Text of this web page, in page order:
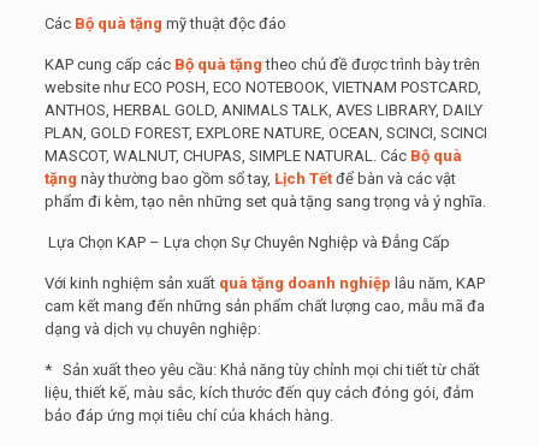
Các Bộ quà tặng mỹ thuật độc đáo
KAP cung cấp các Bộ quà tặng theo chủ đề được trình bày trên
website như ECO POSH, ECO NOTEBOOK, VIETNAM POSTCARD,
ANTHOS, HERBAL GOLD, ANIMALS TALK, AVES LIBRARY, DAILY
PLAN, GOLD FOREST, EXPLORE NATURE, OCEAN, SCINCI, SCINCI
MASCOT, WALNUT, CHUPAS, SIMPLE NATURAL. Các Bộ quà
tặng này thường bao gồm sổ tay, Lịch Tếtđể bàn và các vật
phẩm đi kèm, tạo nên những set quà tặng sang trọng và ý nghĩa.
Lựa Chọn KAP – Lựa chọn Sự Chuyên Nghiệp và Đẳng Cấp
Với kinh nghiệm sản xuất quà tặng doanh nghiệp lâu năm, KAP
cam kết mang đến những sản phẩm chất lượng cao, mẫu mã đa
dạng và dịch vụ chuyên nghiệp:
* Sản xuất theo yêu cầu: Khả năng tùy chỉnh mọi chi tiết từ chất
liệu, thiết kế, màu sắc, kích thước đến quy cách đóng gói, đảm
bảo đáp ứng mọi tiêu chí của khách hàng.